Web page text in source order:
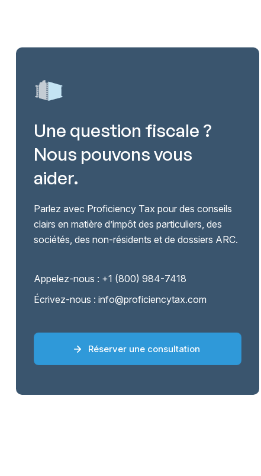
Une question fiscale ?
Nous pouvons vous
aider.
Parlez avec Proficiency Tax pour des conseils
clairs en matière d’impôt des particuliers, des
sociétés, des non-résidents et de dossiers ARC.
Appelez-nous : +1 (800) 984-7418
Écrivez-nous : info@proficiencytax.com
Réserver une consultation